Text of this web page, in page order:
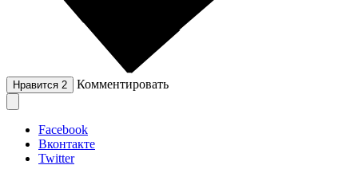
Нравится 2 Комментировать
Facebook
Вконтакте
Twitter